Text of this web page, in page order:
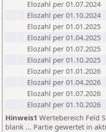
Elozahl per 01.07.2024
Elozahl per 01.10.2024
Elozahl per 01.01.2025
Elozahl per 01.04.2025
Elozahl per 01.07.2025
Elozahl per 01.10.2025
Elozahl per 01.01.2026
Elozahl per 01.04.2026
Elozahl per 01.07.2026
Elozahl per 01.10.2026
Hinweis1 Wertebereich Feld
blank ... Partie gewertet in